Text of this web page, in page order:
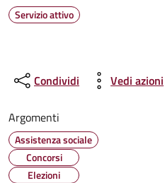
Servizio attivo
Condividi Vedi azioni
Argomenti
Assistenza sociale
Concorsi
Elezioni